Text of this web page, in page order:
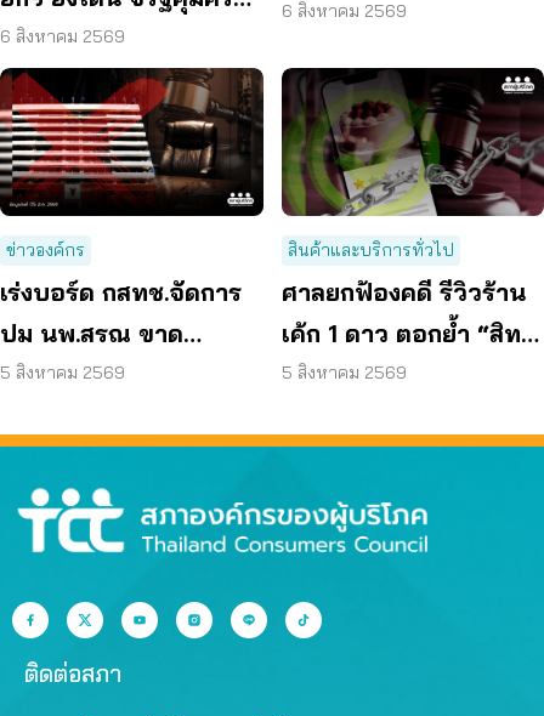
ข้อมูลส่วนบุคคล
6 สิงหาคม 2569
ปลอดภัย
6 สิงหาคม 2569
ข่าวองค์กร
เร่งบอร์ด กสทช.จัดการ
ปม นพ.สรณ ขาด
คุณสมบัติ ตามมติ
5 สิงหาคม 2569
สินค้าและบริการทั่วไป
ศาลยกฟ้องคดี รีวิวร้าน
เค้ก 1 ดาว ตอกย้ำ “สิทธิ
ผู้บริโภค” แสดงความคิด
5 สิงหาคม 2569
ติดต่อสภา